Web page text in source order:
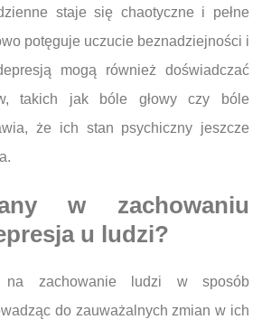
staje się chaotyczne i pełne
potęguje uczucie beznadziejności i
mogą również doświadczać
takich jak bóle głowy czy bóle
że ich stan psychiczny jeszcze
w zachowaniu
u ludzi?
na zachowanie ludzi w sposób
do zauważalnych zmian w ich